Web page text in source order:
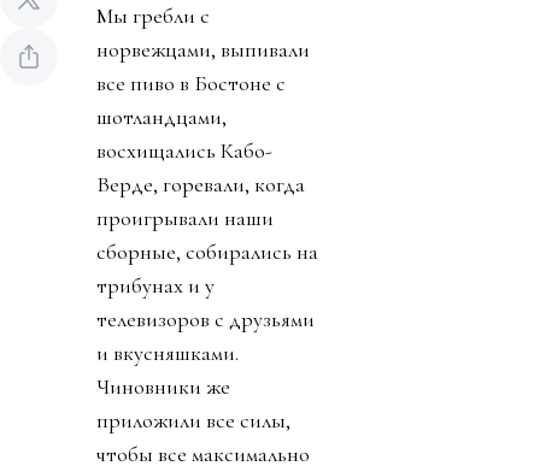
Мы гребли с
норвежцами, выпивали
все пиво в Бостоне с
шотландцами,
восхищались Кабо-
Верде, горевали, когда
проигрывали наши
сборные, собирались на
трибунах и у
телевизоров с друзьями
и вкусняшками.
Чиновники же
приложили все силы,
чтобы все максимально